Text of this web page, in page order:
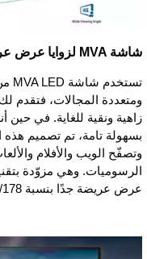
شاشة MVA لزوايا عرض عريضة ومستويات تباين عميقة
ومتعددة المجالات، فتقدم
زاهية ونقية للغاية. في حين
بسهولة تامة، تم تصميم
وتصفّح الويب والأفلام
الرسوميات. وهي مزوّدة
عرض عريضة جدًا بنسبة 178/178 درجة، للحصول على صور نقية جدًا.